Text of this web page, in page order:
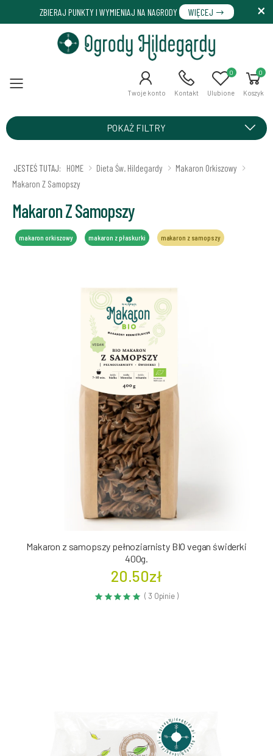
ZBIERAJ PUNKTY I WYMIENIAJ NA NAGRODY WIĘCEJ
Menu Twoje konto Kontakt Ulubione
0 0
Koszyk
POKAŻ FILTRY
JESTEŚ TUTAJ: HOME Dieta Św. Hildegardy
Makaron Orkiszowy
Makaron Z Samopszy
Makaron Z Samopszy
makaron orkiszowy makaron z płaskurki makaron z samopszy
Makaron z samopszy pełnoziarnisty BIO vegan świderki
400g.
20.50zł
( 3 Opinie )